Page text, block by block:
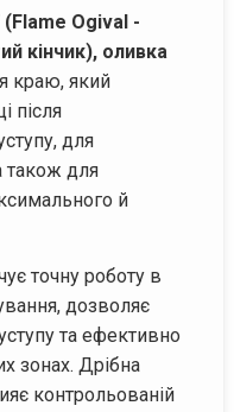
Ogival -
кінчик), оливка
краю, який
після
для
також для
й
точну роботу в
дозволяє
та ефективно
зонах. Дрібна
контрольованій